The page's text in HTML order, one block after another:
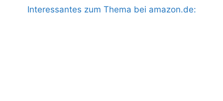
Interessantes zum Thema bei amazon.de: